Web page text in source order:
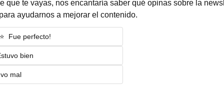
que te vayas, nos encantaría saber qué opinas sobre la
ayudarnos a mejorar el contenido.
Fue perfecto!
bien
mal